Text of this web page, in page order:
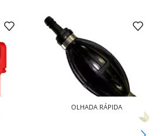
OLHADA RÁPIDA